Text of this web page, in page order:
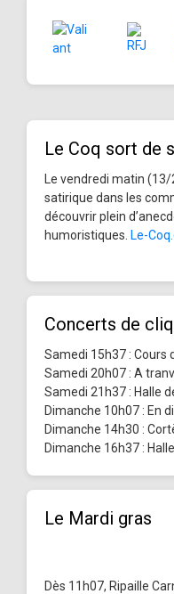
Le Coq sort de
Le vendredi matin
satirique dans les
découvrir plein
humoristiques. Le-
Concerts de
Samedi 15h37 : Cours
Samedi 20h07 : A
Samedi 21h37 : Halle
Dimanche 10h07 : En
Dimanche 14h30 :
Dimanche 16h37 :
Le Mardi gras
Dès 11h07, Ripaille